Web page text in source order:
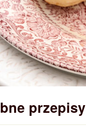
przepisy